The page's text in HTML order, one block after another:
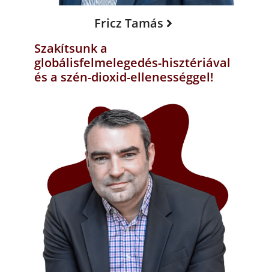
Fricz Tamás
Szakítsunk a
globálisfelmelegedés-hisztériával
és a szén-dioxid-ellenességgel!